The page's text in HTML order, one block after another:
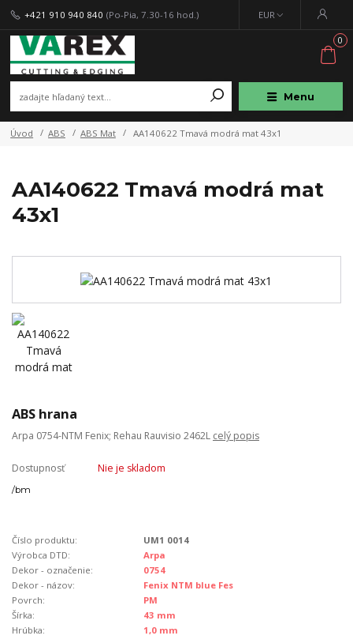
Menu
EUR
+421 910 940 840 (Po-Pia, 7.30-16 hod.)
0
Úvod ABS ABS Mat AA140622 Tmavá modrá mat 43x1
AA140622 Tmavá modrá mat
43x1
ABS hrana
Arpa 0754-NTM Fenix; Rehau Rauvisio 2462L celý popis
Dostupnosť Nie je skladom
/bm
Číslo produktu:
UM1 0014
Výrobca DTD:
Arpa
Dekor - označenie:
0754
Dekor - názov:
Fenix NTM blue Fes
Povrch:
PM
Šírka:
43 mm
Hrúbka:
1,0 mm